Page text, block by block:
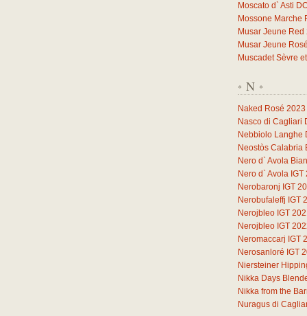
Moscato d` Asti
Mossone Marche
Musar Jeune Red
Musar Jeune
Muscadet Sèvre
* N *
Naked Rosé 2023
Nasco di Cagliari
Nebbiolo Langhe
Neostòs Calabria
Nero d` Avola
Nero d` Avola IGT
Nerobaronj IGT
Nerobufaleffj IGT
Nerojbleo IGT
Nerojbleo IGT
Neromaccarj IGT
Nerosanloré IGT
Niersteiner
Nikka Days
Nikka from the
Nuragus di